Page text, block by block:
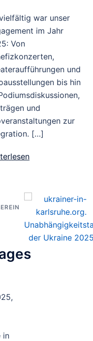
war unser
im Jahr
Von
und
bis hin
und
zur
[…]
in